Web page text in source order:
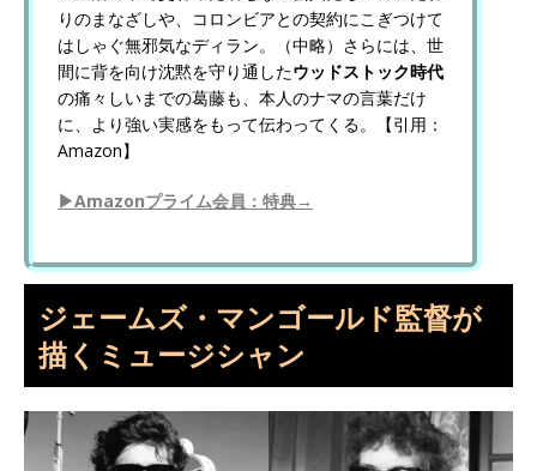
りのまなざしや、コロンビアとの契約にこぎつけて
はしゃぐ無邪気なディラン。（中略）さらには、世
間に背を向け沈黙を守り通したウッドストック時代
の痛々しいまでの葛藤も、本人のナマの言葉だけ
に、より強い実感をもって伝わってくる。【引用：
Amazon】
▶Amazonプライム会員：特典→
ジェームズ・マンゴールド監督が
描くミュージシャン